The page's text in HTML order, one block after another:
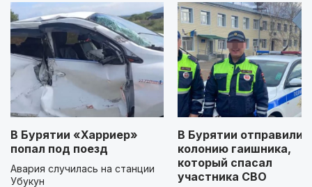
В Бурятии «Харриер»
попал под поезд
Авария случилась на станции
Убукун
В Бурятии отправили в
колонию гаишника,
который спасал
участника СВО